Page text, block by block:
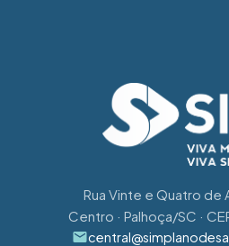
Rua Vinte e Quatro de
Centro · Palhoça/SC ·